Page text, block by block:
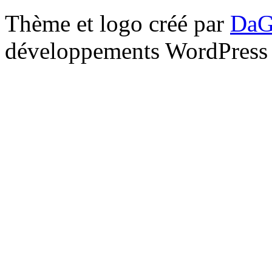
Thème et logo créé par
développements